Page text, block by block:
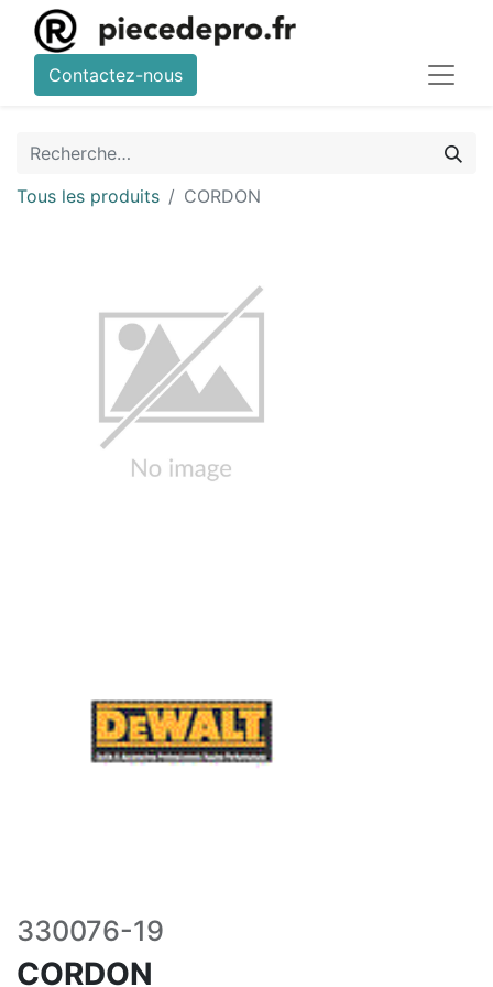
Contactez-nous
Tous les produits CORDON
330076-19
CORDON